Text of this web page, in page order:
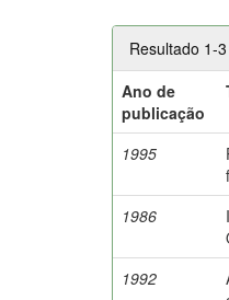
Resultado 1-
Ano de
publicação
1995
1986
1992